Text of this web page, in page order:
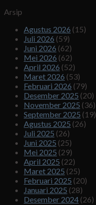
Arsip
Agustus 2026 (15)
Juli 2026 (59)
Juni 2026 (62)
Mei 2026 (62)
April 2026 (52)
Maret 2026 (53)
Februari 2026 (79)
Desember 2025 (20)
November 2025 (36)
September 2025 (19)
Agustus 2025 (26)
Juli 2025 (26)
Juni 2025 (25)
Mei 2025 (29)
April 2025 (22)
Maret 2025 (25)
Februari 2025 (20)
Januari 2025 (28)
Desember 2024 (26)